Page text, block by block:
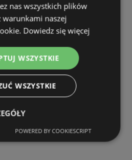
nas wszystkich plików
warunkami naszej
Dowiedz się więcej
WSZYSTKIE
WSZYSTKIE
POWERED BY COOKIESCRIPT